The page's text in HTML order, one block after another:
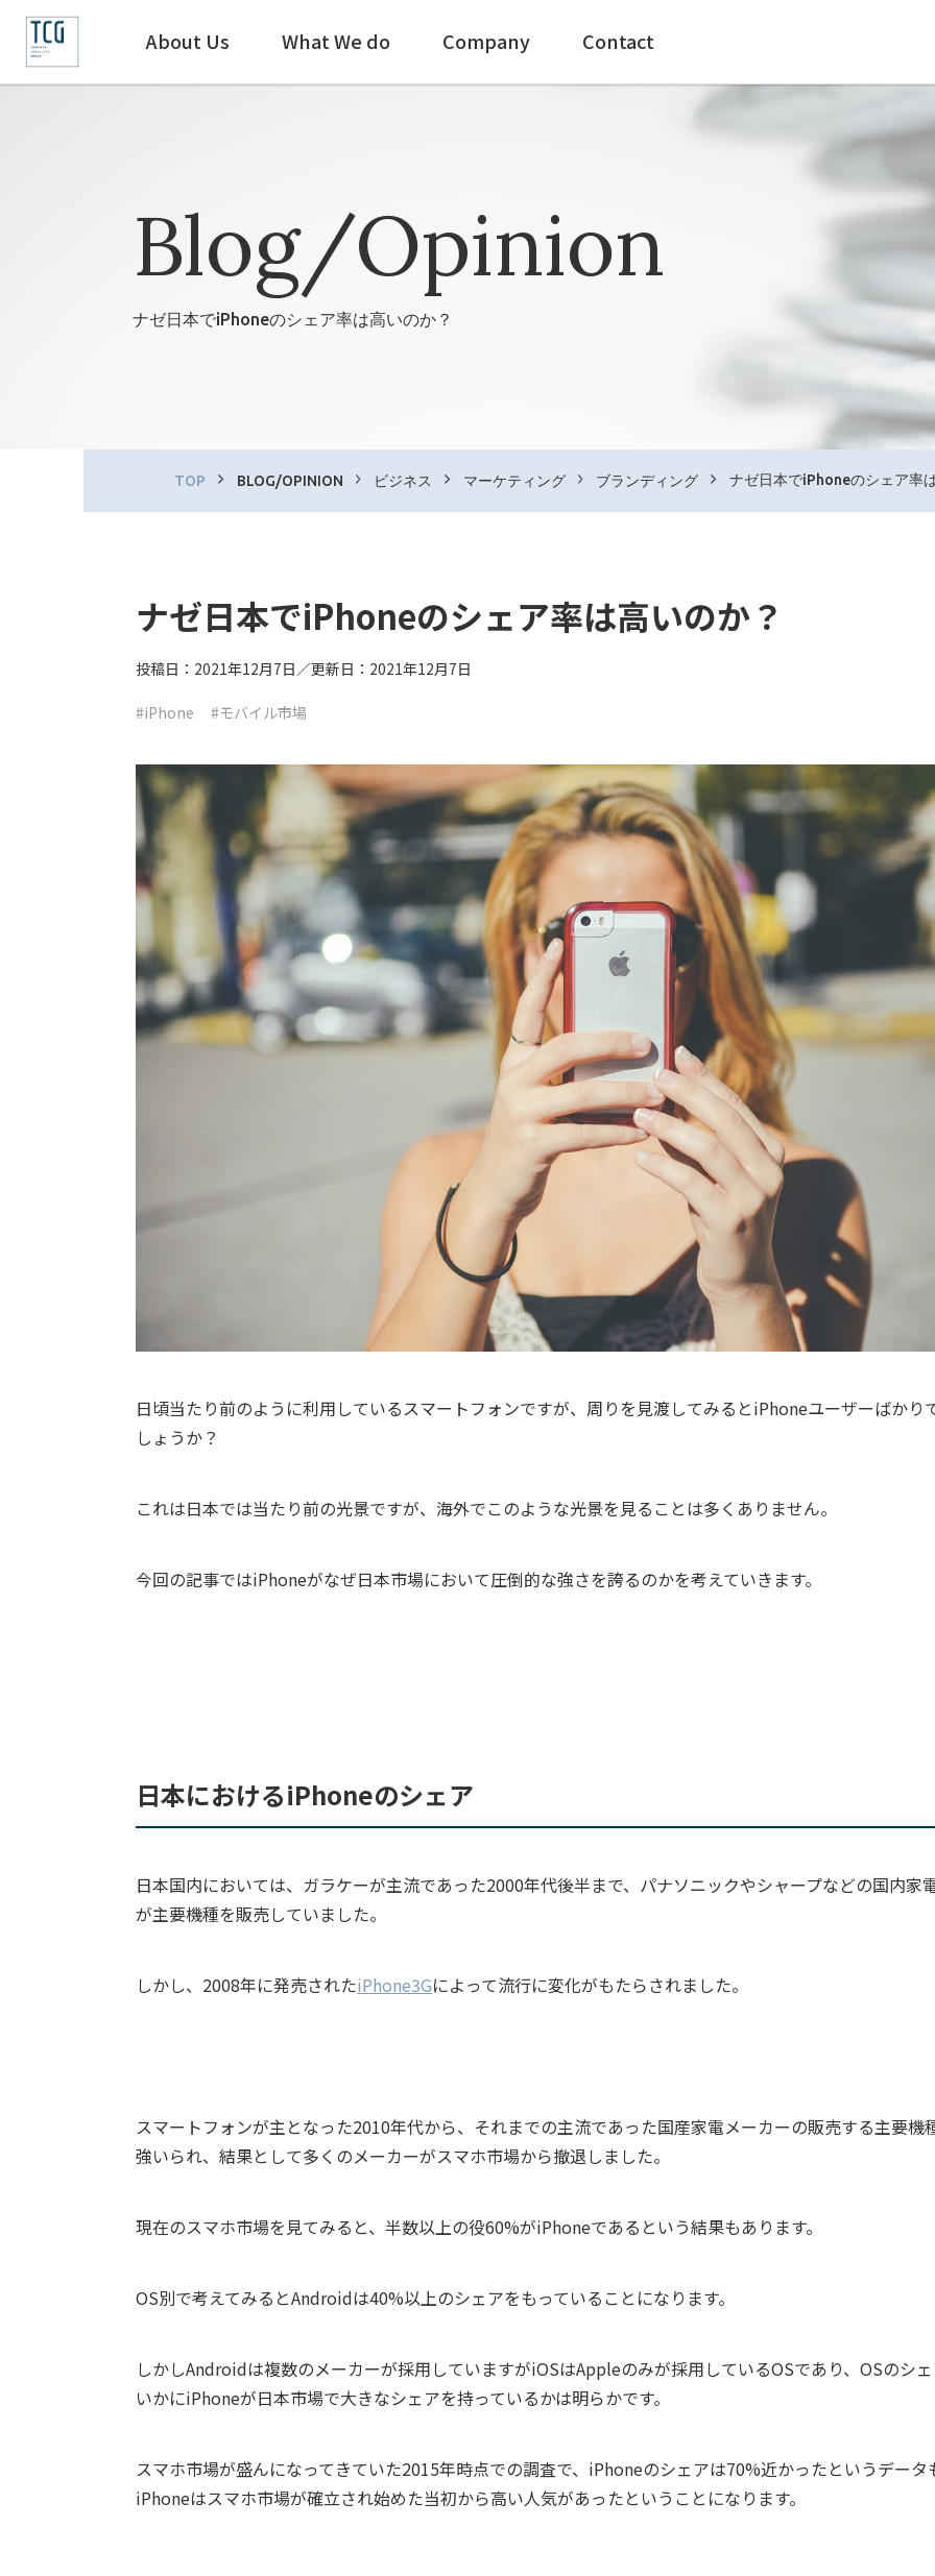
About Us What We do Company Contact
Blog/Opinion
ナゼ日本でiPhoneのシェア率は高いのか？
TOP BLOG/OPINION ビジネス マーケティング ブランディング ナゼ日本でiPhoneのシェア率
ナゼ日本でiPhoneのシェア率は高いのか？
投稿日：2021年12月7日／更新日：2021年12月7日
#iPhone #モバイル市場
日頃当たり前のように利用しているスマートフォンですが、周りを見渡してみるとiPhoneユーザーばかり
しょうか？
これは日本では当たり前の光景ですが、海外でこのような光景を見ることは多くありません。
今回の記事ではiPhoneがなぜ日本市場において圧倒的な強さを誇るのかを考えていきます。
日本におけるiPhoneのシェア
日本国内においては、ガラケーが主流であった2000年代後半まで、パナソニックやシャープなどの国内家
が主要機種を販売していました。
しかし、2008年に発売されたiPhone3Gによって流行に変化がもたらされました。
スマートフォンが主となった2010年代から、それまでの主流であった国産家電メーカーの販売する主要機
強いられ、結果として多くのメーカーがスマホ市場から撤退しました。
現在のスマホ市場を見てみると、半数以上の役60%がiPhoneであるという結果もあります。
OS別で考えてみるとAndroidは40%以上のシェアをもっていることになります。
しかしAndroidは複数のメーカーが採用していますがiOSはAppleのみが採用しているOSであり、OSのシ
いかにiPhoneが日本市場で大きなシェアを持っているかは明らかです。
スマホ市場が盛んになってきていた2015年時点での調査で、iPhoneのシェアは70%近かったというデータ
iPhoneはスマホ市場が確立され始めた当初から高い人気があったということになります。